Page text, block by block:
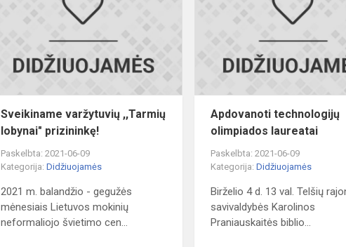
Sveikiname varžytuvių ,,Tarmių
lobynai" prizininkę!
Paskelbta: 2021-06-09
Kategorija:Didžiuojamės
2021 m. balandžio - gegužės
mėnesiais Lietuvos mokinių
neformaliojo švietimo cen...
Apdovanoti technologijų
olimpiados laureatai
Paskelbta: 2021-06-09
Kategorija:Didžiuojamės
Birželio 4 d. 13 val. Telšių
savivaldybės Karolinos
Praniauskaitės biblio...